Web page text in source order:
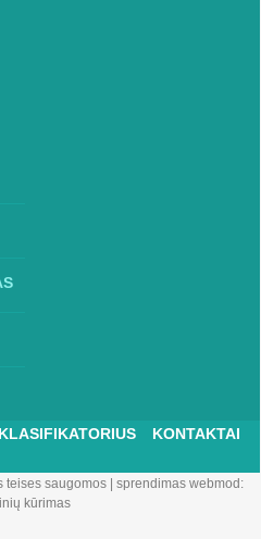
KONTAKTAI
teises saugomos| sprendimas webmod:
kūrimas